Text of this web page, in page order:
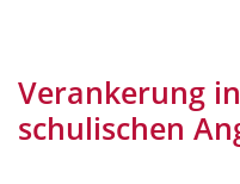
Verankerung
schulischen